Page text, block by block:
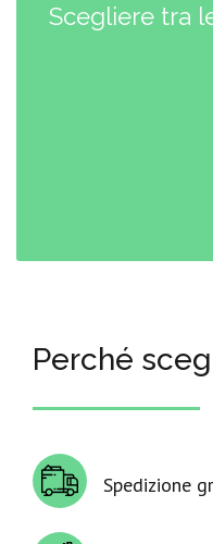
Scegliere tra
Perché
Spedizione